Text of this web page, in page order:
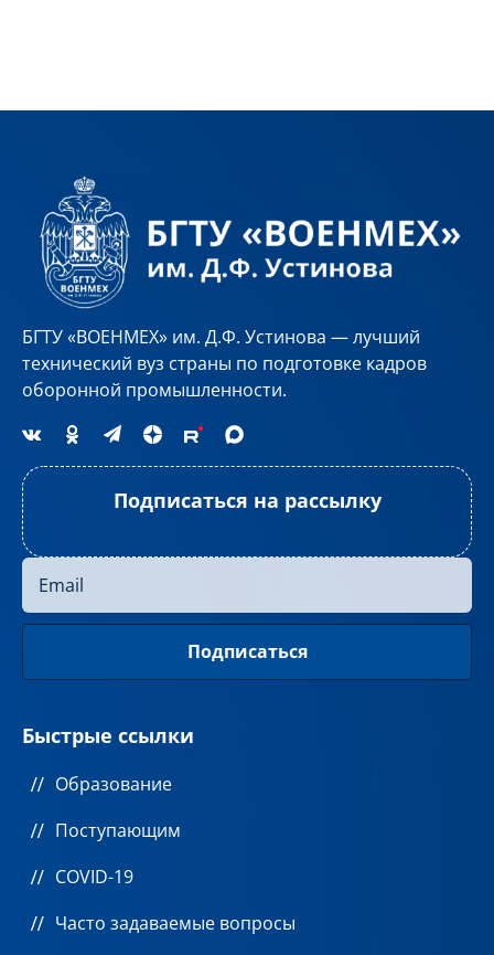
БГТУ «ВОЕНМЕХ» им. Д.Ф. Устинова — лучший
технический вуз страны по подготовке кадров
оборонной промышленности.
Подписаться на рассылку
Быстрые ссылки
Образование
Поступающим
COVID-19
Часто задаваемые вопросы